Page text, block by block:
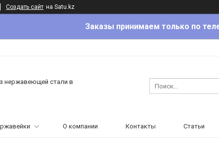
Создать сайт на Satu.kz
Заказы принимаем только по
нержавеющей стали в
О компании Контакты Статьи